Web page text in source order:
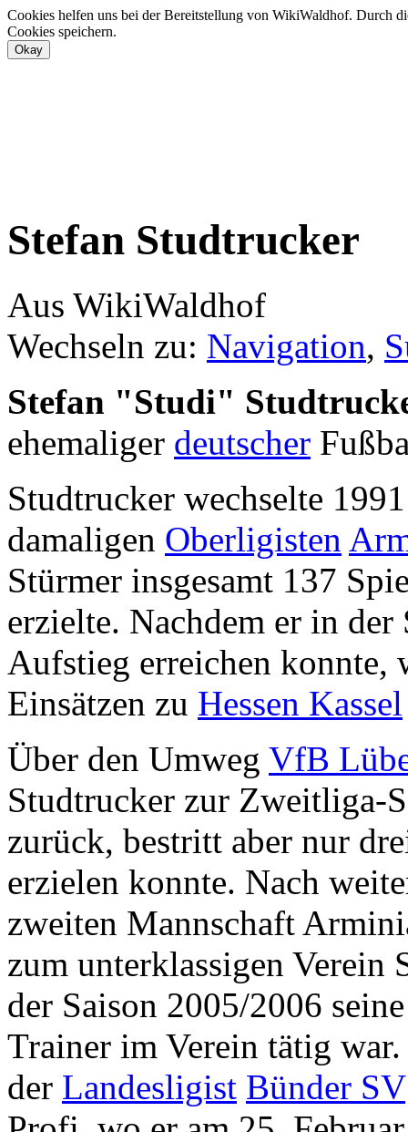
Cookies helfen uns bei der Bereitstellung von WikiWaldhof. Durch
Cookies speichern.
Stefan Studtrucker
Aus WikiWaldhof
Wechseln zu: Navigation,
Stefan "Studi"
ehemaliger deutscher
Studtrucker wechselte
damaligen Oberligisten
Stürmer insgesamt 137
erzielte. Nachdem er in
Aufstieg erreichen konnte,
Einsätzen zu Hessen Kassel
Über den Umweg VfB
Studtrucker zur Zweitliga-
zurück, bestritt aber nur
erzielen konnte. Nach
zweiten Mannschaft
zum unterklassigen Verein
der Saison 2005/2006
Trainer im Verein tätig
der Landesligist Bünder SV